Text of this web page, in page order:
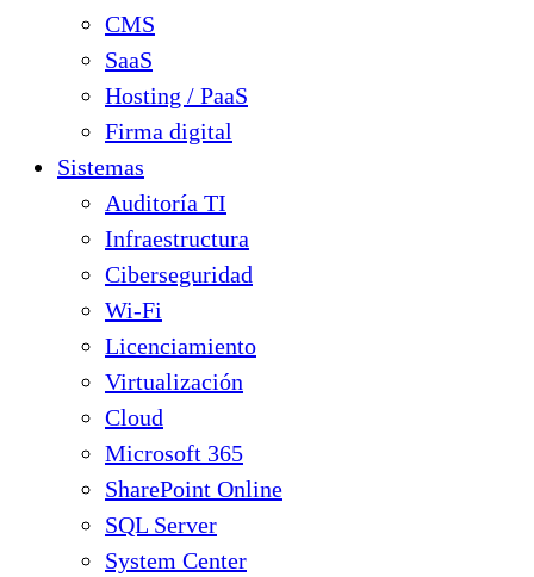
CMS
SaaS
Hosting / PaaS
Firma digital
Sistemas
Auditoría TI
Infraestructura
Ciberseguridad
Wi-Fi
Licenciamiento
Virtualización
Cloud
Microsoft 365
SharePoint Online
SQL Server
System Center